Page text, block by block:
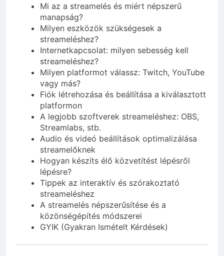
Mi az a streamelés és miért népszerű
manapság?
Milyen eszközök szükségesek a
streameléshez?
Internetkapcsolat: milyen sebesség kell
streameléshez?
Milyen platformot válassz: Twitch, YouTube
vagy más?
Fiók létrehozása és beállítása a kiválasztott
platformon
A legjobb szoftverek streameléshez: OBS,
Streamlabs, stb.
Audio és videó beállítások optimalizálása
streamelőknek
Hogyan készíts élő közvetítést lépésről
lépésre?
Tippek az interaktív és szórakoztató
streameléshez
A streamelés népszerűsítése és a
közönségépítés módszerei
GYIK (Gyakran Ismételt Kérdések)